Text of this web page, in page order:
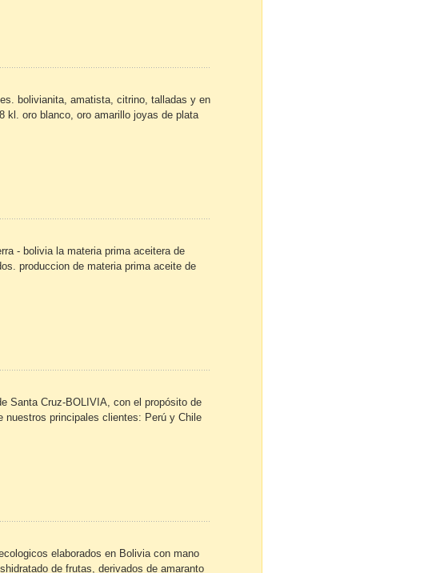
bolivianita, amatista, citrino, talladas y en
kl. oro blanco, oro amarillo joyas de plata
- bolivia la materia prima aceitera de
produccion de materia prima aceite de
Santa Cruz-BOLIVIA, con el propósito de
nuestros principales clientes: Perú y Chile
elaborados en Bolivia con mano
de frutas, derivados de amaranto